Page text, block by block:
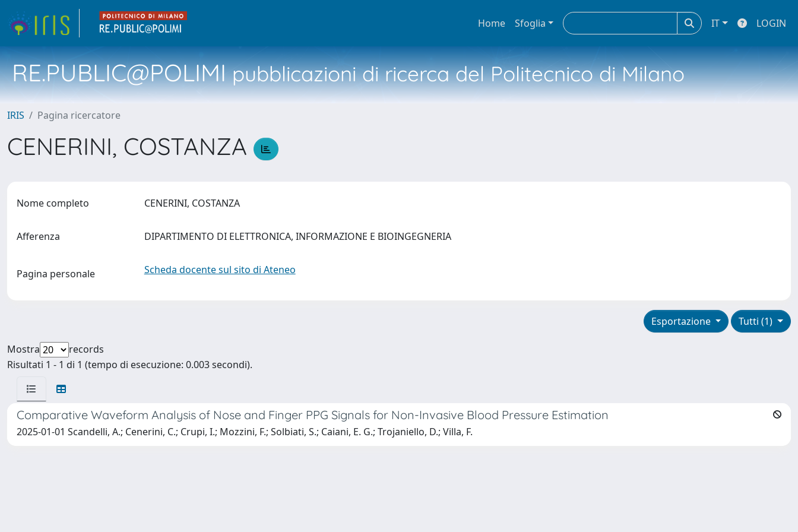
Home Sfoglia IT LOGIN
RE.PUBLIC@POLIMIpubblicazioni di ricerca del Politecnico di Milano
IRIS Pagina ricercatore
CENERINI, COSTANZA
Nome completo CENERINI, COSTANZA
Afferenza DIPARTIMENTO DI ELETTRONICA, INFORMAZIONE E BIOINGEGNERIA
Pagina personale Scheda docente sul sito di Ateneo
Tutti (1)
Esportazione
Mostra
records
Risultati 1 - 1 di 1 (tempo di esecuzione: 0.003 secondi).
Comparative Waveform Analysis of Nose and Finger PPG Signals for Non-Invasive Blood Pressure Estimation
2025-01-01 Scandelli, A.; Cenerini, C.; Crupi, I.; Mozzini, F.; Solbiati, S.; Caiani, E. G.; Trojaniello, D.; Villa, F.